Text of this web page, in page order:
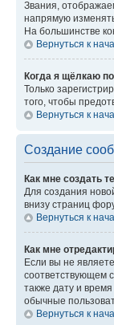
Звания,
напрямую
На большинстве
Вернуться к
Когда я щёлкаю
Только
того, чтобы
Вернуться к
Создание
Как мне создать
Для создания
внизу страниц
Вернуться к
Как мне
Если вы не
соответствующем
также дату и
обычные
Вернуться к